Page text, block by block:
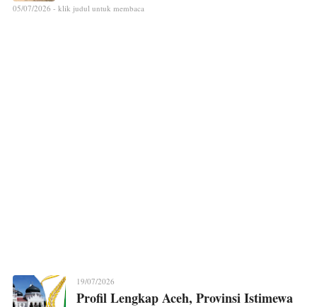
05/07/2026 - klik judul untuk membaca
19/07/2026
Profil Lengkap Aceh, Provinsi Istimewa